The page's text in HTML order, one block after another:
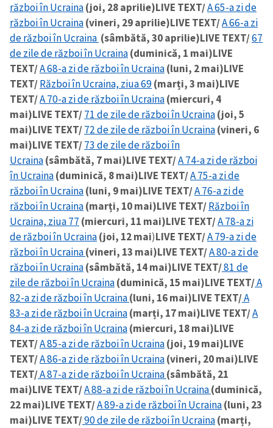
război în Ucraina(joi, 28 aprilie)LIVE TEXT/A 65-a zi de
război în Ucraina(vineri, 29 aprilie)LIVE TEXT/A 66-a zi
de război în Ucraina (sâmbătă, 30 aprilie)LIVE TEXT/67
de zile de război în Ucraina(duminică, 1 mai)LIVE
TEXT/A 68-a zi de război în Ucraina(luni, 2 mai)LIVE
TEXT/Război în Ucraina, ziua 69(marți, 3 mai)LIVE
TEXT/A 70-a zi de război în Ucraina(miercuri, 4
mai)LIVE TEXT/71 de zile de război în Ucraina(joi, 5
mai)LIVE TEXT/72 de zile de război în Ucraina(vineri, 6
mai)LIVE TEXT/73 de zile de război în
Ucraina(sâmbătă, 7 mai)LIVE TEXT/A 74-a zi de război
în Ucraina(duminică, 8 mai)LIVE TEXT/A 75-a zi de
război în Ucraina(luni, 9 mai)LIVE TEXT/A 76-a zi de
război în Ucraina(marți, 10 mai)LIVE TEXT/Război în
Ucraina, ziua 77 (miercuri, 11 mai)LIVE TEXT/A 78-a zi
de război în Ucraina(joi, 12 mai)LIVE TEXT/A 79-a zi de
război în Ucraina(vineri, 13 mai)LIVE TEXT/A 80-a zi de
război în Ucraina(sâmbătă, 14 mai)LIVE TEXT/81 de
zile de război în Ucraina(duminică, 15 mai)LIVE TEXT/A
82-a zi de război în Ucraina(luni, 16 mai)LIVE TEXT/A
83-a zi de război în Ucraina(marți, 17 mai)LIVE TEXT/A
84-a zi de război în Ucraina(miercuri, 18 mai)LIVE
TEXT/A 85-a zi de război în Ucraina(joi, 19 mai)LIVE
TEXT/A 86-a zi de război în Ucraina(vineri, 20 mai)LIVE
TEXT/A 87-a zi de război în Ucraina(sâmbătă, 21
mai)LIVE TEXT/A 88-a zi de război în Ucraina(duminică,
22 mai)LIVE TEXT/A 89-a zi de război în Ucraina(luni, 23
mai)LIVE TEXT/90 de zile de război în Ucraina(marți,